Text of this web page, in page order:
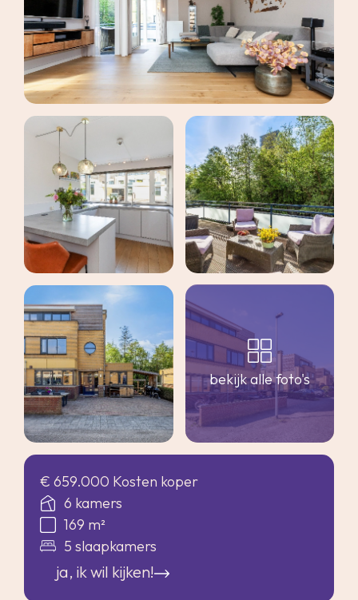
maak een afspraak
bekijk alle foto's
€ 659.000 Kosten koper
6 kamers
169 m²
5 slaapkamers
ja, ik wil kijken!